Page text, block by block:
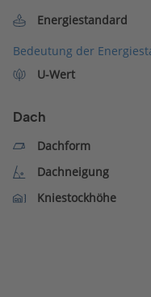
Energiestandard
Bedeutung der
U-Wert
Dach
Dachform
Dachneigung
Kniestockhöhe